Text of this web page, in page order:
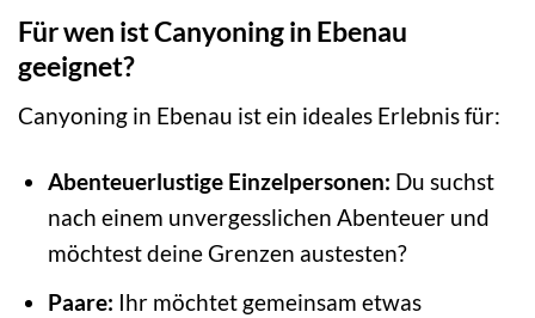
Für wen ist Canyoning in Ebenau
geeignet?
Canyoning in Ebenau ist ein ideales Erlebnis für:
Abenteuerlustige Einzelpersonen: Du suchst
nach einem unvergesslichen Abenteuer und
möchtest deine Grenzen austesten?
Paare: Ihr möchtet gemeinsam etwas